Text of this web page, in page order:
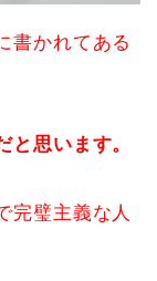
書かれてある
思います。
完璧主義な人